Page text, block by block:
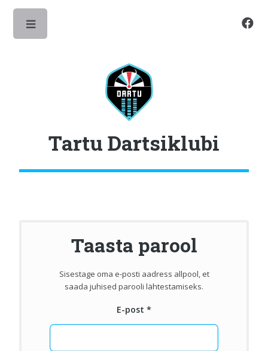
Tartu Dartsiklubi
Taasta parool
Sisestage oma e-posti aadress allpool, et
saada juhised parooli lähtestamiseks.
E-post *